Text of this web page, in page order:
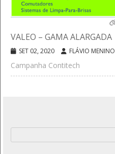
VALEO – GAMA ALARGADA
SET 02, 2020 FLÁVIO MENINO
Campanha Contitech
por: